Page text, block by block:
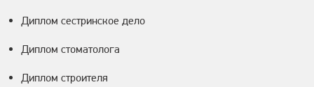
Диплом сестринское дело
Диплом стоматолога
Диплом строителя